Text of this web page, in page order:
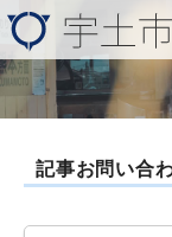
記事お問い合